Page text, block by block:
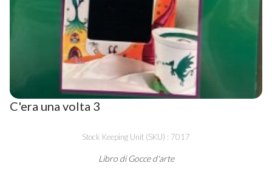
C'era una volta 3
Stock Keeping Unit (SKU) : 7017
Libro di Gocce d'arte